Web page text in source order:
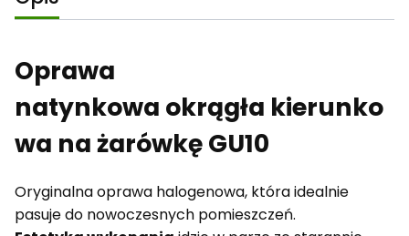
Oprawa
natynkowa okrągła kierunko
wa na żarówkę GU10
Oryginalna oprawa halogenowa, która idealnie
pasuje do nowoczesnych pomieszczeń.